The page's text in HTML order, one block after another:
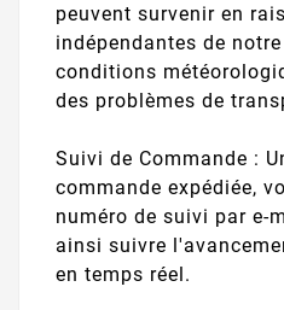
peuvent survenir en
indépendantes de
conditions
des problèmes de
Suivi de Commande :
commande expédiée,
numéro de suivi par e-
ainsi suivre
en temps réel.